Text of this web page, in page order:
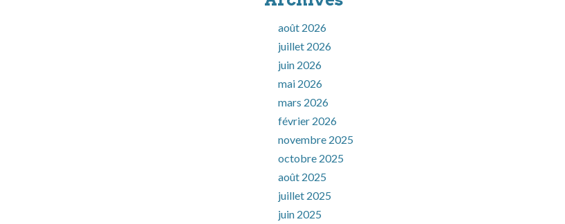
août 2026
juillet 2026
juin 2026
mai 2026
mars 2026
février 2026
novembre 2025
octobre 2025
août 2025
juillet 2025
juin 2025